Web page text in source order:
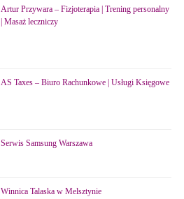
Artur Przywara – Fizjoterapia | Trening personalny
| Masaż leczniczy
AS Taxes – Biuro Rachunkowe | Usługi Księgowe
Serwis Samsung Warszawa
Winnica Talaska w Melsztynie